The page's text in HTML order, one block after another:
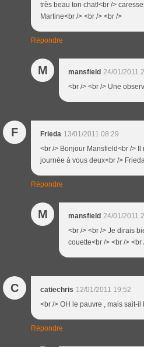
très beau ton chat!<br />
Martine<br /> <br /> <br />
Répondre
M mansfield 24/01/2011
<br /> <br /> Une
F Frieda 13/01/2011 08:29
<br /> Bonjour Mansfield<br />
journée à vous deux<br />
Répondre
M mansfield 24/01/2011
<br /> <br /> Je dirais
couette<br /> <br /> <br
C catiechris 12/01/2011 19:52
<br /> OH le pauvre , mais sait-
Répondre